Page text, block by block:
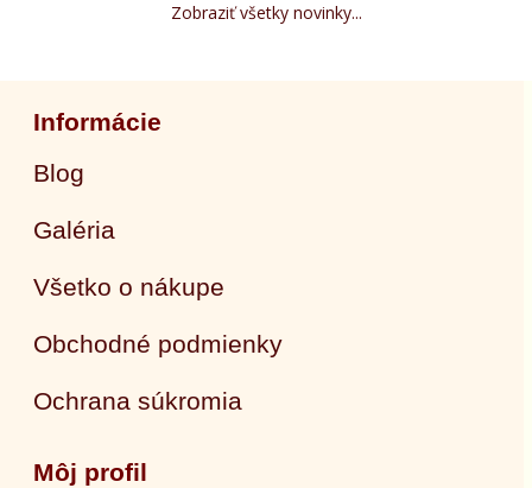
Zobraziť všetky novinky...
Informácie
Blog
Galéria
Všetko o nákupe
Obchodné podmienky
Ochrana súkromia
Môj profil